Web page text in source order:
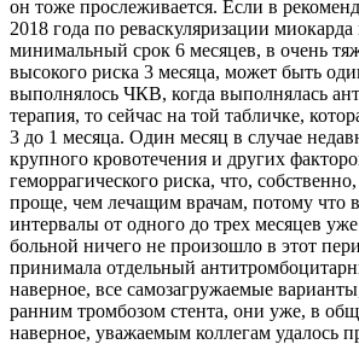
он тоже прослеживается. Если в
2018 года по реваскуляризации
минимальный срок 6 месяцев, в очень
высокого риска 3 месяца, может быть
выполнялось ЧКВ, когда выполнялась
терапия, то сейчас на той табличке,
3 до 1 месяца. Один месяц в случае
крупного кровотечения и других
геморрагического риска, что,
проще, чем лечащим врачам, потому что
интервалы от одного до трех месяцев
больной ничего не произошло в этот
принимала отдельный
наверное, все самозагружаемые
ранним тромбозом стента, они уже, в
наверное, уважаемым коллегам удалось